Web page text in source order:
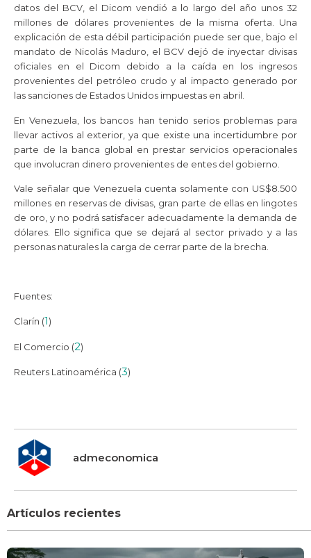
datos del BCV, el Dicom vendió a lo largo del año unos 32
millones de dólares provenientes de la misma oferta. Una
explicación de esta débil participación puede ser que, bajo el
mandato de Nicolás Maduro, el BCV dejó de inyectar divisas
oficiales en el Dicom debido a la caída en los ingresos
provenientes del petróleo crudo y al impacto generado por
las sanciones de Estados Unidos impuestas en abril.
En Venezuela, los bancos han tenido serios problemas para
llevar activos al exterior, ya que existe una incertidumbre por
parte de la banca global en prestar servicios operacionales
que involucran dinero provenientes de entes del gobierno.
Vale señalar que Venezuela cuenta solamente con US$8.500
millones en reservas de divisas, gran parte de ellas en lingotes
de oro, y no podrá satisfacer adecuadamente la demanda de
dólares. Ello significa que se dejará al sector privado y a las
personas naturales la carga de cerrar parte de la brecha.
Fuentes:
Clarín (1)
El Comercio (2)
Reuters Latinoamérica (3)
admeconomica
Artículos recientes